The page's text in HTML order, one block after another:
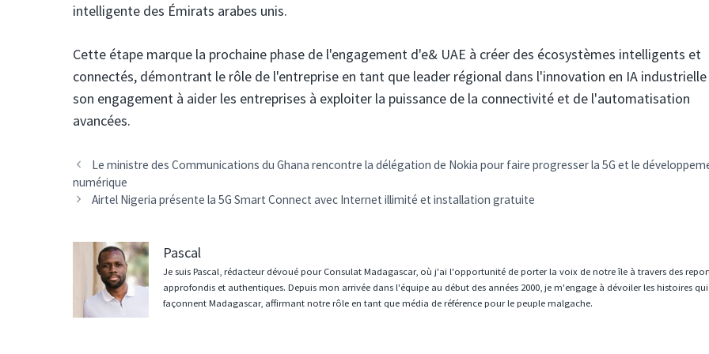
intelligente des Émirats arabes unis.
Cette étape marque la prochaine phase de l'engagement d'e& UAE à créer des écosystèmes intelligents et
connectés, démontrant le rôle de l'entreprise en tant que leader régional dans l'innovation en IA
son engagement à aider les entreprises à exploiter la puissance de la connectivité et de l'automatisation
avancées.
Navigation
des
articles
Le ministre des Communications du Ghana rencontre la délégation de Nokia pour faire progresser la 5G et le
numérique
Airtel Nigeria présente la 5G Smart Connect avec Internet illimité et installation gratuite
Pascal
Je suis Pascal, rédacteur dévoué pour Consulat Madagascar, où j'ai l'opportunité de porter la voix de notre île à travers des
approfondis et authentiques. Depuis mon arrivée dans l'équipe au début des années 2000, je m'engage à dévoiler les histoires qui
façonnent Madagascar, affirmant notre rôle en tant que média de référence pour le peuple malgache.